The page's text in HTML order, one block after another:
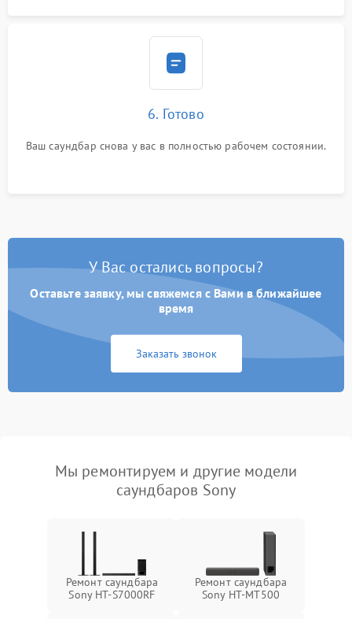
6. Готово
Ваш саундбар снова у вас в полностью рабочем состоянии.
У Вас остались вопросы?
Оставьте заявку, мы свяжемся с Вами в ближайшее
время
Заказать звонок
Мы ремонтируем и другие модели
саундбаров Sony
Ремонт саундбара
Sony HT-S7000RF
Ремонт саундбара
Sony HT-MT500